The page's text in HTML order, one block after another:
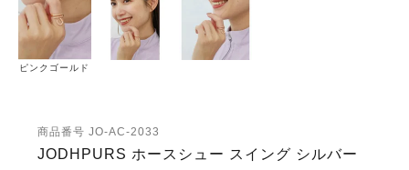
ピンクゴールド
商品番号 JO-AC-2033
JODHPURS ホースシュー スイング シルバー